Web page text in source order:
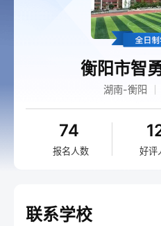
衡阳市智
湖南-衡阳
74
报名人数 好评
联系学校